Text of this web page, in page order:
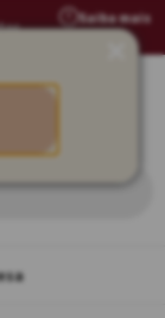
Saiba mais